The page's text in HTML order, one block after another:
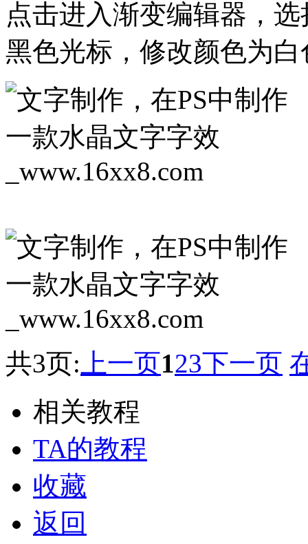
点击进入渐变编辑器，
黑色光标，修改颜色为
共3页: 上一页123下一页
相关教程
TA的教程
收藏
返回